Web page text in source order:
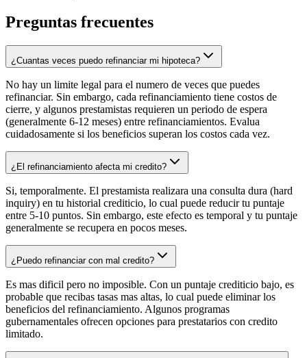
Preguntas frecuentes
¿Cuantas veces puedo refinanciar mi hipoteca?
No hay un limite legal para el numero de veces que puedes
refinanciar. Sin embargo, cada refinanciamiento tiene costos de
cierre, y algunos prestamistas requieren un periodo de espera
(generalmente 6-12 meses) entre refinanciamientos. Evalua
cuidadosamente si los beneficios superan los costos cada vez.
¿El refinanciamiento afecta mi credito?
Si, temporalmente. El prestamista realizara una consulta dura (hard
inquiry) en tu historial crediticio, lo cual puede reducir tu puntaje
entre 5-10 puntos. Sin embargo, este efecto es temporal y tu puntaje
generalmente se recupera en pocos meses.
¿Puedo refinanciar con mal credito?
Es mas dificil pero no imposible. Con un puntaje crediticio bajo, es
probable que recibas tasas mas altas, lo cual puede eliminar los
beneficios del refinanciamiento. Algunos programas
gubernamentales ofrecen opciones para prestatarios con credito
limitado.